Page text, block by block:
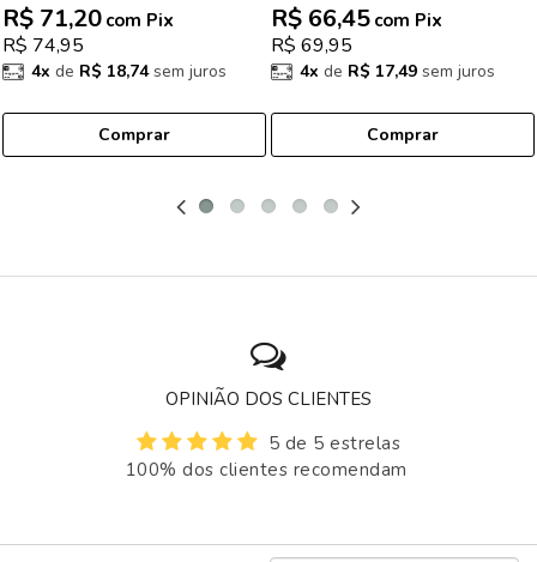
R$ 74,95
R$ 71,20 com Pix
4x de R$ 18,74sem juros
Comprar
R$ 69,95
R$ 66,45 com Pix
4x de R$ 17,49 sem juros
Comprar
OPINIÃO DOS CLIENTES
5 de 5 estrelas
100% dos clientes recomendam